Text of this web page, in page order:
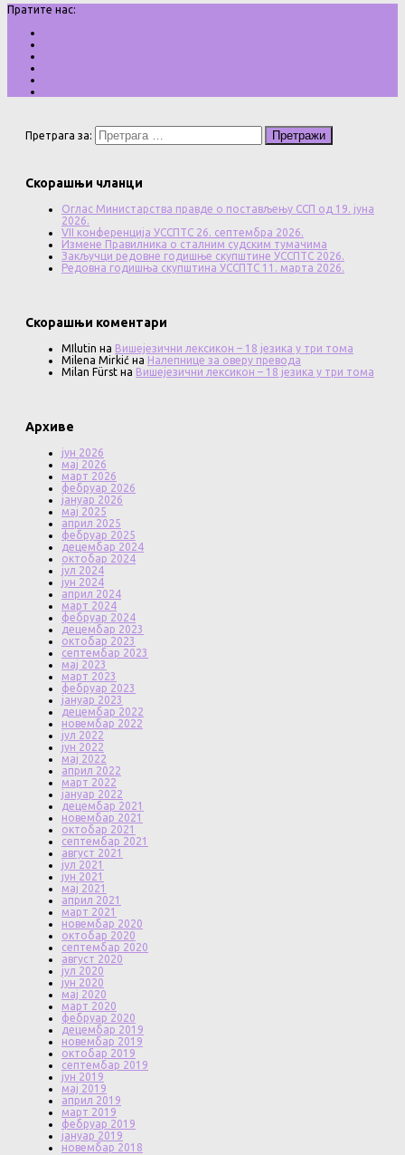
Пратите нас:
Претрага за:
Скорашњи чланци
Оглас Министарства правде о постављењу ССП од 19. јуна
2026.
VII конференција УССПТС 26. септембра 2026.
Измене Правилника о сталним судским тумачима
Закључци редовне годишње скупштине УССПТС 2026.
Редовна годишња скупштина УССПТС 11. марта 2026.
Скорашњи коментари
MIlutin на Вишејезични лексикон – 18 језика у три тома
Milena Mirkić на Налепнице за оверу превода
Milan Fürst на Вишејезични лексикон – 18 језика у три тома
Архиве
јун 2026
мај 2026
март 2026
фебруар 2026
јануар 2026
мај 2025
април 2025
фебруар 2025
децембар 2024
октобар 2024
јул 2024
јун 2024
април 2024
март 2024
фебруар 2024
децембар 2023
октобар 2023
септембар 2023
мај 2023
март 2023
фебруар 2023
јануар 2023
децембар 2022
новембар 2022
јул 2022
јун 2022
мај 2022
април 2022
март 2022
јануар 2022
децембар 2021
новембар 2021
октобар 2021
септембар 2021
август 2021
јул 2021
јун 2021
мај 2021
април 2021
март 2021
новембар 2020
октобар 2020
септембар 2020
август 2020
јул 2020
јун 2020
мај 2020
март 2020
фебруар 2020
децембар 2019
новембар 2019
октобар 2019
септембар 2019
јун 2019
мај 2019
април 2019
март 2019
фебруар 2019
јануар 2019
новембар 2018